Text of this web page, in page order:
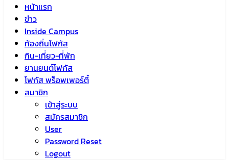
หน้าแรก
ข่าว
Inside Campus
ท้องถิ่นโฟกัส
กิน-เที่ยว-ที่พัก
ยานยนต์โฟกัส
โฟกัส พร็อพเพอร์ตี้
สมาชิก
เข้าสู่ระบบ
สมัครสมาชิก
User
Password Reset
Logout